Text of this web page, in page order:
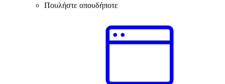
Πουλήστε οπουδήποτε